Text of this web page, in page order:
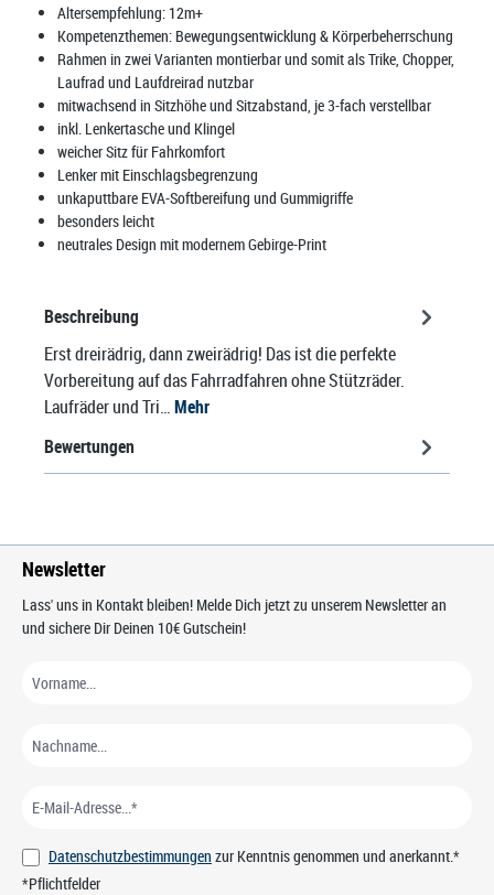
Altersempfehlung: 12m+
Kompetenzthemen: Bewegungsentwicklung & Körperbeherrschung
Rahmen in zwei Varianten montierbar und somit als Trike, Chopper,
Laufrad und Laufdreirad nutzbar
mitwachsend in Sitzhöhe und Sitzabstand, je 3-fach verstellbar
inkl. Lenkertasche und Klingel
weicher Sitz für Fahrkomfort
Lenker mit Einschlagsbegrenzung
unkaputtbare EVA-Softbereifung und Gummigriffe
besonders leicht
neutrales Design mit modernem Gebirge-Print
Beschreibung
Erst dreirädrig, dann zweirädrig! Das ist die perfekte
Vorbereitung auf das Fahrradfahren ohne Stützräder.
Laufräder und Tri…Mehr
Bewertungen
Newsletter
Lass' uns in Kontakt bleiben! Melde Dich jetzt zu unserem Newsletter an
und sichere Dir Deinen 10€ Gutschein!
Datenschutzbestimmungen zur Kenntnis genommen und anerkannt.*
*Pflichtfelder